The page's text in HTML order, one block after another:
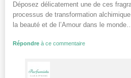
Déposez délicatement une de ces
processus de transformation
la beauté et de l’Amour dans le
Répondre à ce commentaire